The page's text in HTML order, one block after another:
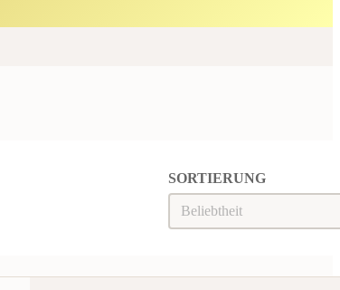
SORTIERUNG
SORTIERUNG
Sortierung